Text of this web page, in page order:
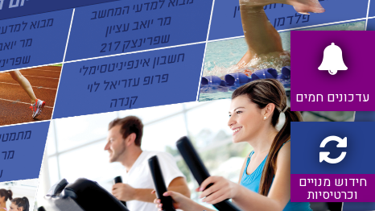
עדכונים חמים
חידוש מנויים
וכרטיסיות